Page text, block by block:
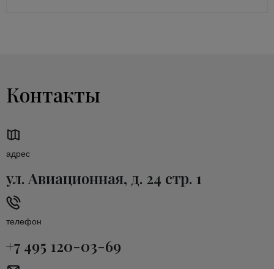
Контакты
адрес
ул. Авиационная, д. 24 стр. 1
телефон
+7 495 120-03-69